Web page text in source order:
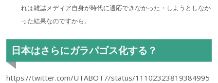
れは雑誌メディア自身が時代に適応できなかった・しようとしなか
った結果なのですから。
日本はさらにガラパゴス化する？
https://twitter.com/UTABOT7/status/11102323819384995